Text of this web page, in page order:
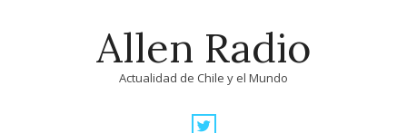
Allen Radio
Actualidad de Chile y el Mundo